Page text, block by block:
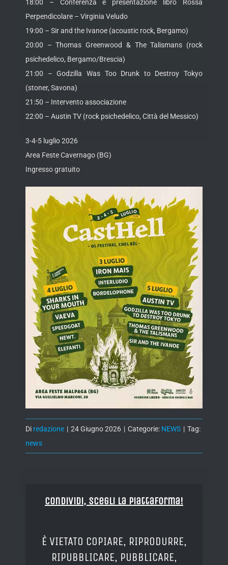
18:00 – Conferenza e presentazione libro Rossa
Perpendicolare – Virginia Veludo
19:00 – Sir and the Ivanoe (acoustic rock, Bergamo)
20:00 – Thomas Greenwood & The Talismans (rock
psichedelico, Bergamo/Brescia)
21:00 – Godzilla Was Too Drunk to Destroy Tokyo
(stoner, Savona)
21:50 – Intervento associazione
22:00 – Austin TV (rock psichedelico, Città del Messico)
3-4-5 luglio 2026
Area Feste Cavernago (BG)
Ingresso gratuito
Di redazione | 24 Giugno 2026 | Categorie: NEWS | Tag:
news
Condividi, Scegli la piattaforma!
È VIETATO COPIARE, RIPRODURRE,
RIPUBBLICARE, PUBBLICARE,